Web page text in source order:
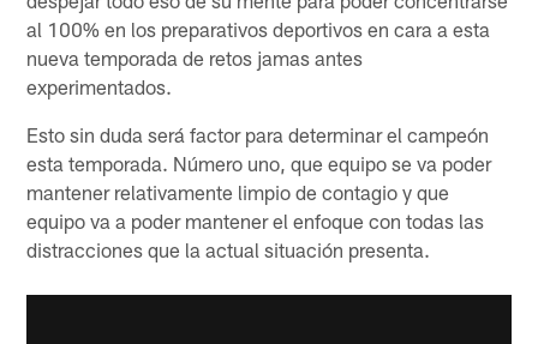
al 100% en los preparativos deportivos en cara a esta
nueva temporada de retos jamas antes
experimentados.
Esto sin duda será factor para determinar el campeón
esta temporada. Número uno, que equipo se va poder
mantener relativamente limpio de contagio y que
equipo va a poder mantener el enfoque con todas las
distracciones que la actual situación presenta.